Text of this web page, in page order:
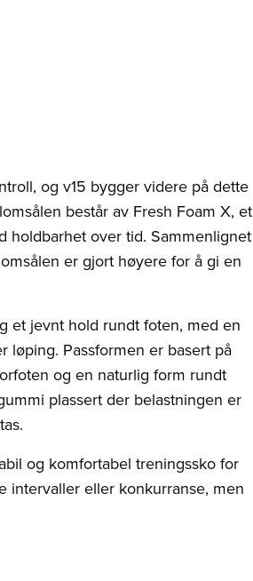
og v15 bygger videre på dette
består av Fresh Foam X, et
holdbarhet over tid. Sammenlignet
er gjort høyere for å gi en
et jevnt hold rundt foten, med en
løping. Passformen er basert på
og en naturlig form rundt
plassert der belastningen er
og komfortabel treningssko for
intervaller eller konkurranse, men